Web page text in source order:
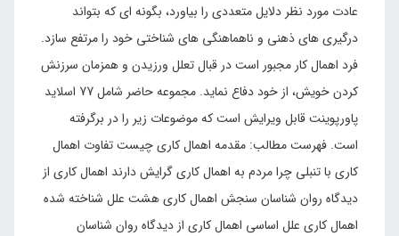
عادت مورد نظر دلایل متعددی را بیاورد، بگونه ای که بتواند
درگیری های ذهنی و ناهماهنگی های شناختی خود را مرتفع سازد.
فرد اهمال کار مجبور است در قبال تعلل ورزیدن و همزمان سرزنش
کردن خویش، از خود دفاع نماید. مجموعه حاضر شامل 77 اسلاید
پاورپوینت قابل ویرایش است که موضوعات زیر را در برگرفته
است. فهرست مطالب: مقدمه اهمال کاری چیست تفاوت اهمال
کاری با تنبلی چرا مردم به اهمال کاری گرایش دارند اهمال کاری از
دیدگاه روان شناسان سنجش اهمال کاری هشت علل شناخته شده
اهمال کاری علل اساسی اهمال کاری از دیدگاه روان شناسان